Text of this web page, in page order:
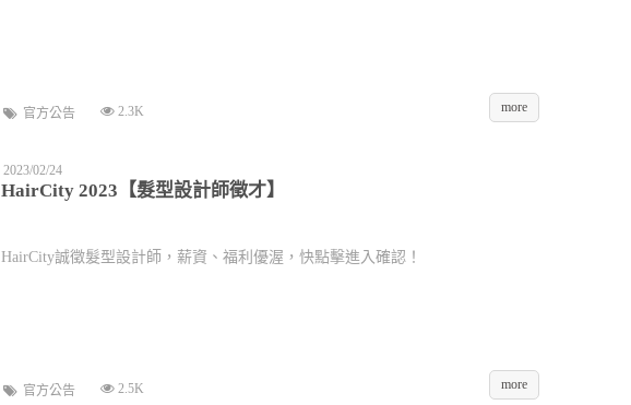
官方公告 2.3K more
2023/02/24
HairCity 2023【髮型設計師徵才】
HairCity誠徵髮型設計師，薪資、福利優渥，快點擊進入確認！
官方公告 2.5K more